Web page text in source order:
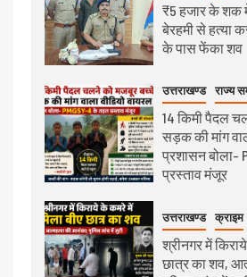
₹5 हजार के शक
बेरहमी से हत्या
के पास फेंका शव
उत्तराखण्ड राज्य
14 किमी पैदल
सड़क की मांग
प्रशासन बोला-
प्रस्ताव मंजूर
उत्तराखण्ड क्राइम
श्रीनगर में
छात्र का शव,